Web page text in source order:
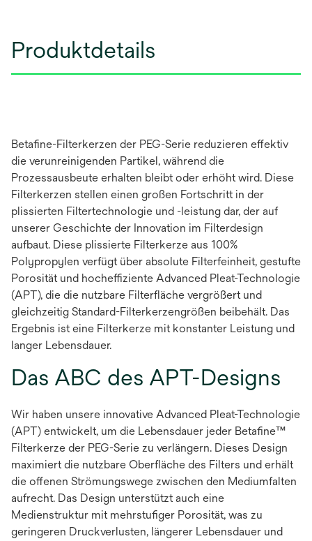
Produktdetails
Betafine-Filterkerzen der PEG-Serie reduzieren effektiv
die verunreinigenden Partikel, während die
Prozessausbeute erhalten bleibt oder erhöht wird. Diese
Filterkerzen stellen einen großen Fortschritt in der
plissierten Filtertechnologie und -leistung dar, der auf
unserer Geschichte der Innovation im Filterdesign
aufbaut. Diese plissierte Filterkerze aus 100%
Polypropylen verfügt über absolute Filterfeinheit, gestufte
Porosität und hocheffiziente Advanced Pleat-Technologie
(APT), die die nutzbare Filterfläche vergrößert und
gleichzeitig Standard-Filterkerzengrößen beibehält. Das
Ergebnis ist eine Filterkerze mit konstanter Leistung und
langer Lebensdauer.
Das ABC des APT-Designs
Wir haben unsere innovative Advanced Pleat-Technologie
(APT) entwickelt, um die Lebensdauer jeder Betafine™
Filterkerze der PEG-Serie zu verlängern. Dieses Design
maximiert die nutzbare Oberfläche des Filters und erhält
die offenen Strömungswege zwischen den Mediumfalten
aufrecht. Das Design unterstützt auch eine
Medienstruktur mit mehrstufiger Porosität, was zu
geringeren Druckverlusten, längerer Lebensdauer und